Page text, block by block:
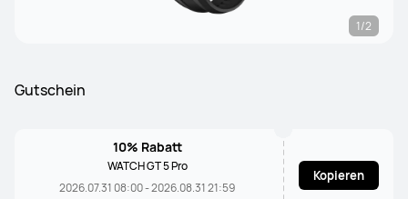
1/2
Gutschein
10% Rabatt
WATCH GT 5 Pro
2026.07.31 08:00 - 2026.08.31 21:59
Kopieren